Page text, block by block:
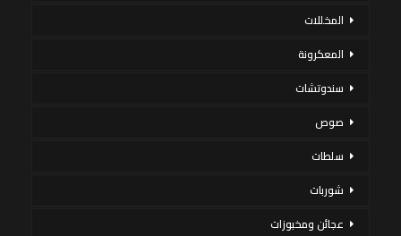
المخللات
المعكرونة
سندوتشات
صوص
سلطات
شوربات
عجائن ومخبوزات